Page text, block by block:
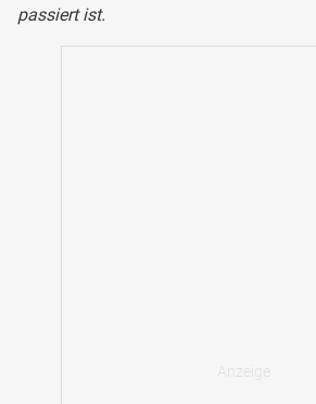
passiert ist.